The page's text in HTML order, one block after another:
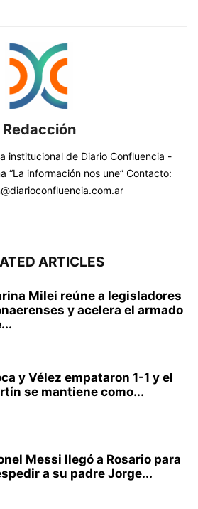
Redacción
institucional de Diario Confluencia -
“La información nos une” Contacto:
ARTICLES
Milei reúne a legisladores
y acelera el armado
y Vélez empataron 1-1 y el
se mantiene como...
Messi llegó a Rosario para
a su padre Jorge...